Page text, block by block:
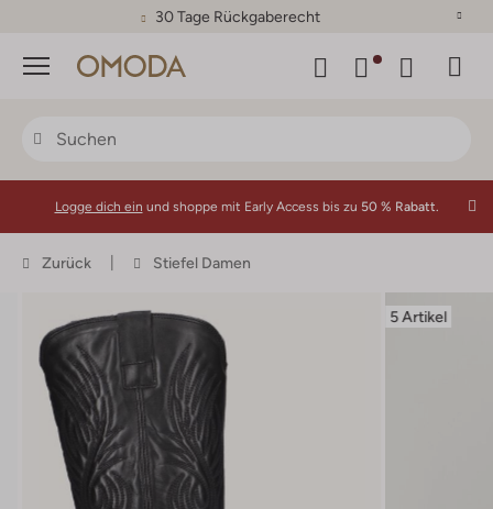
30 Tage Rückgaberecht
Menü
Logge dich ein und shoppe mit Early Access bis zu 50 % Rabatt.
Zurück Stiefel Damen
5 Artikel